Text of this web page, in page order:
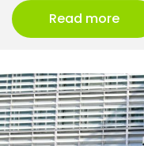
Read more